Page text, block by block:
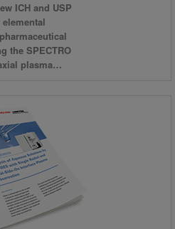
ICH and USP
the SPECTRO
plasma